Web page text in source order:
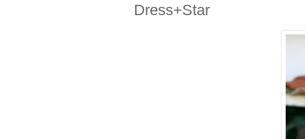
Dress+Star